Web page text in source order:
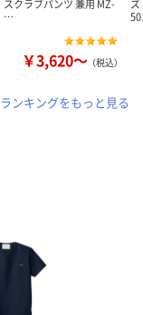
スクラブパンツ 兼用 MZ-
…
￥3,620～ （税込）
ランキングをもっと見る